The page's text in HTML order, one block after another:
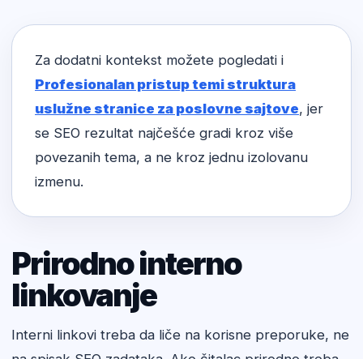
Za dodatni kontekst možete pogledati i
Profesionalan pristup temi struktura
uslužne stranice za poslovne sajtove, jer
se SEO rezultat najčešće gradi kroz više
povezanih tema, a ne kroz jednu izolovanu
izmenu.
Prirodno interno
linkovanje
Interni linkovi treba da liče na korisne preporuke, ne